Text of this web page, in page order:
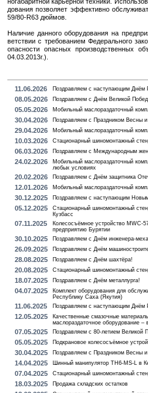
11.06.2026 Поздравляем с наступающим Днём
08.05.2026 Поздравляем с Днём Великой
05.05.2026 Мобильный маслораздаточный
30.04.2026 Поздравляем с Праздником Весны
29.04.2026 Мобильный маслораздаточный
10.03.2026 Стационарный шиномонтажный
06.03.2026 Поздравляем с Международным
24.02.2026
Мобильный маслораздаточный
любых условиях
20.02.2026 Поздравляем с Днём защитника
12.01.2026 Мобильный маслораздаточный
30.12.2025 Поздравляем с наступающим
05.12.2025
Стационарный шиномонтажный
Кузбасс
07.11.2025
Колесосъёмное устройство MWC-
предприятию Бурятии
30.10.2025 Поздравляем с Днём инженера-
26.09.2025 Поздравляем с Днём
28.08.2025 Поздравляем с Днём шахтёра!
20.08.2025 Стационарный шиномонтажный
18.07.2025 Поздравляем с Днём металлурга!
04.07.2025
Комплект оборудования для
Республику Саха (Якутия)
11.06.2025 Поздравляем с наступающим Днём
12.05.2025
Качественные смазочные
маслораздаточное оборудование –
07.05.2025 Поздравляем с 80-летием Великой
05.05.2025 Подкрановое колесосъёмное
30.04.2025 Поздравляем с Праздником Весны
14.04.2025 Шинный манипулятор TH6-MS-L в
07.04.2025 Стационарный шиномонтажный
18.03.2025 Продажа складских остатков
до­ва­ния поз­во­ля­ет эф­фек­тив­но
59/80-R63 дюй­мов.
На­ли­чие дан­но­го обо­ру­до­ва­ния на
вет­ствии с тре­бо­ва­ни­ем Фе­де­раль­но­го
опас­но­сти опас­ных про­из­вод­ствен­ных
04.03.2013г.).